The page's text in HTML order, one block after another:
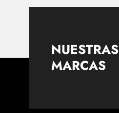
NUESTRAS
MARCAS